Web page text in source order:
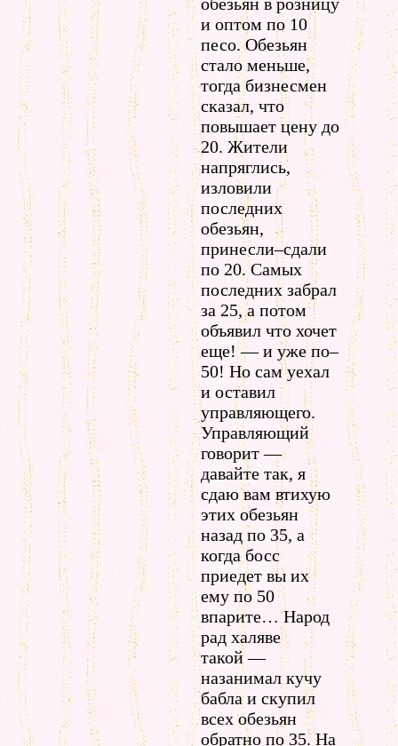
и оптом по 10
песо. Обезьян
стало меньше,
тогда бизнесмен
сказал, что
повышает цену до
20. Жители
напряглись,
изловили
последних
обезьян,
принесли–сдали
по 20. Самых
последних забрал
за 25, а потом
объявил что хочет
еще! — и уже по–
50! Но сам уехал
и оставил
управляющего.
Управляющий
говорит —
давайте так, я
сдаю вам втихую
этих обезьян
назад по 35, а
когда босс
приедет вы их
ему по 50
впарите… Народ
рад халяве
такой —
назанимал кучу
бабла и скупил
всех обезьян
обратно по 35. На